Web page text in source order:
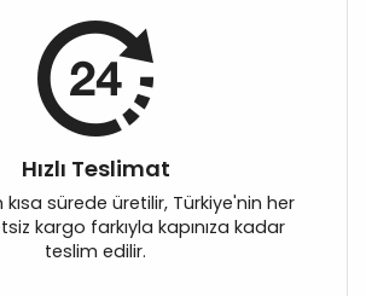
Hızlı Teslimat
kısa sürede üretilir, Türkiye'nin her
kargo farkıyla kapınıza kadar
teslim edilir.